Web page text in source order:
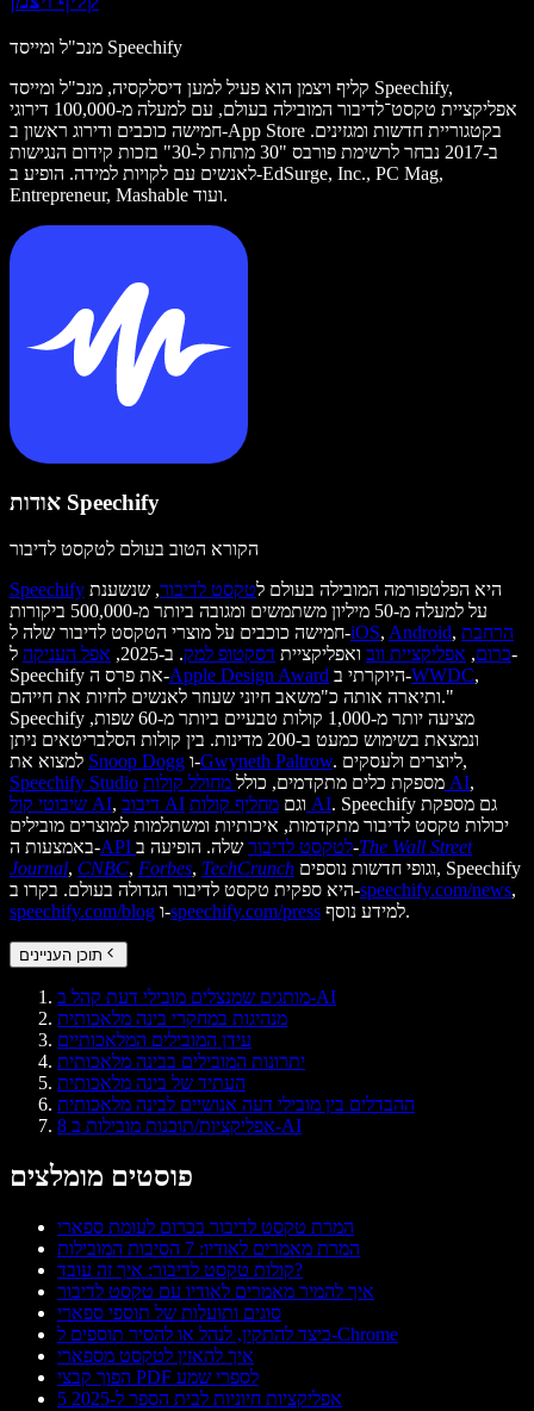
מנכ"ל ומייסד Speechify
קליף ויצמן הוא פעיל למען דיסלקסיה, מנכ"ל ומייסד Speechify,
אפליקציית טקסט־לדיבור המובילה בעולם, עם למעלה מ-100,000 דירוגי
חמישה כוכבים ודירוג ראשון ב-App Store בקטגוריית חדשות ומגזינים.
ב-2017 נבחר לרשימת פורבס "30 מתחת ל-30" בזכות קידום הנגישות
לאנשים עם לקויות למידה. הופיע ב-EdSurge, Inc., PC Mag,
Entrepreneur, Mashable ועוד.
אודות Speechify
הקורא הטוב בעולם לטקסט לדיבור
Speechify
היא הפלטפורמה המובילה בעולם לטקסט לדיבור, שנשענת
על למעלה מ-50 מיליון משתמשים ומגובה ביותר מ-500,000 ביקורות
חמישה כוכבים על מוצרי הטקסט לדיבור שלה ל-iOS, Android, הרחבת
כרום, אפליקציית ווב ואפליקציית דסקטופ למק. ב-2025, אפל העניקה ל-
Speechify את פרס ה-Apple Design Award היוקרתי ב-WWDC,
ותיארה אותה כ"משאב חיוני שעוזר לאנשים לחיות את חייהם."
Speechify מציעה יותר מ-1,000 קולות טבעיים ביותר מ-60 שפות,
ונמצאת בשימוש כמעט ב-200 מדינות. בין קולות הסלבריטאים ניתן
Snoop Dogg ו-Gwyneth Paltrow
. ליוצרים ולעסקים,
Speechify Studio
מספקת כלים מתקדמים, כולל מחולל קולות AI,
שיבוטי קול AI, דיבוב AI וגם מחליף קולות AI. Speechify גם מספקת
יכולות טקסט לדיבור מתקדמות, איכותיות ומשתלמות למוצרים מובילים
באמצעות ה-
API לטקסט לדיבורשלה. הופיעה ב-The Wall Street
Journal, CNBC, Forbes, TechCrunch
היא ספקית טקסט לדיבור הגדולה בעולם. בקרו ב-speechify.com/news,
speechify.com/blog ו-speechify.com/press למידע נוסף.
תוכן העניינים
מותגים שמנצלים מובילי דעת קהל ב-AI
מנהיגות במחקרי בינה מלאכותית
עידן המובילים המלאכותיים
יתרונות המובילים בבינה מלאכותית
העתיד של בינה מלאכותית
ההבדלים בין מובילי דעה אנושיים לבינה מלאכותית
8 אפליקציות/תוכנות מובילות ב-AI
פוסטים מומלצים
המרת טקסט לדיבור בכרום לעומת ספארי
המרת מאמרים לאודיו: 7 הסיבות המובילות
קולות טקסט לדיבור: איך זה עובד?
איך להמיר מאמרים לאודיו עם טקסט לדיבור
סוגים ותועלות של תוספי ספארי
כיצד להתקין, לנהל או להסיר תוספים ל-Chrome
איך להאזין לטקסט מספארי
הפוך קבצי PDF לספרי שמע
5 אפליקציות חיוניות לבית הספר ל-2025